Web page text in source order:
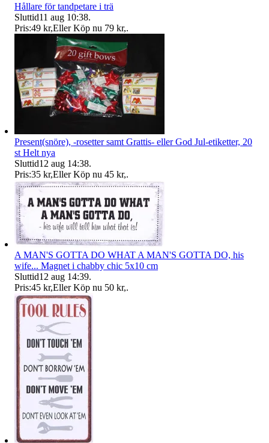
Hållare för tandpetare i trä
Sluttid11 aug 10:38.
Pris:49 kr,Eller Köp nu 79 kr,.
Present(snöre), -rosetter samt Grattis- eller God Jul-etiketter, 20
st Helt nya
Sluttid12 aug 14:38.
Pris:35 kr,Eller Köp nu 45 kr,.
A MAN'S GOTTA DO WHAT A MAN'S GOTTA DO, his
wife... Magnet i chabby chic 5x10 cm
Sluttid12 aug 14:39.
Pris:45 kr,Eller Köp nu 50 kr,.